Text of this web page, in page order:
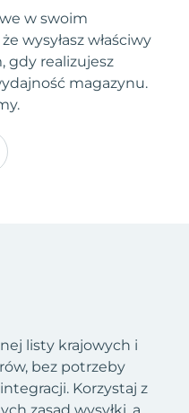
w swoim
wysyłasz właściwy
gdy realizujesz
magazynu.
listy krajowych i
bez potrzeby
Korzystaj z